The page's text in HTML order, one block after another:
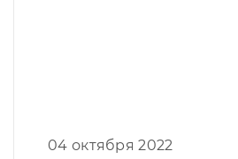
04 октября 2022